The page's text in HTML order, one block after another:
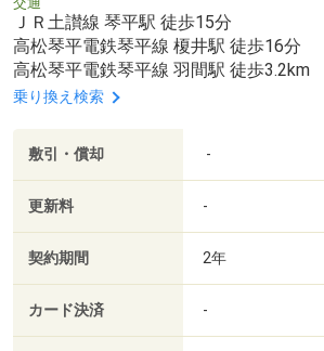
ＪＲ土讃線 琴平駅 徒歩15分
高松琴平電鉄琴平線 榎井駅 徒歩16分
高松琴平電鉄琴平線 羽間駅 徒歩3.2km
乗り換え検索
敷引・償却 -
更新料 -
契約期間 2年
カード決済 -